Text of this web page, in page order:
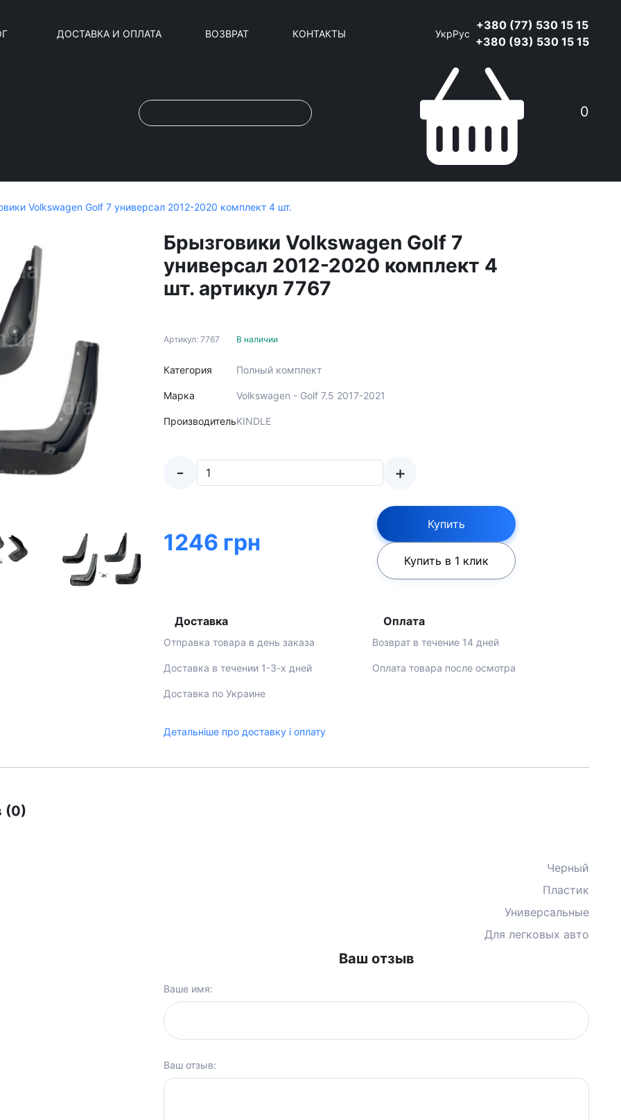
ДОСТАВКА И ОПЛАТА ВОЗВРАТ КОНТАКТЫ УкрРус
+380 (77) 530 15 15
+380 (93) 530 15 15
0
Volkswagen Golf 7 универсал 2012-2020 комплект 4 шт.
Брызговики Volkswagen Golf 7
универсал 2012-2020 комплект 4
шт. артикул 7767
Артикул: 7767
Категория
Марка
Производитель
В наличии
Полный комплект
Volkswagen - Golf 7.5 2017-2021
KINDLE
- +
1246 грн
Купить
Купить в 1 клик
Доставка
Отправка товара в день заказа
Доставка в течении 1-3-х дней
Доставка по Украине
Оплата
Возврат в течение 14 дней
Оплата товара после осмотра
Детальніше про доставку і оплату
(0)
Черный
Пластик
Универсальные
Для легковых авто
Ваш отзыв
Ваше имя:
Ваш отзыв: